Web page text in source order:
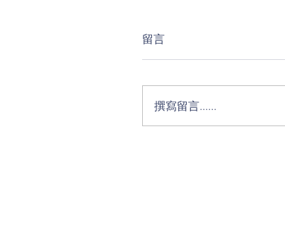
留言
撰寫留言......